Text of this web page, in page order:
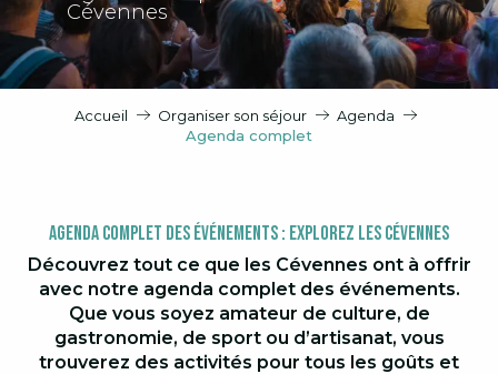
Cévennes
Accueil Organiser son séjour
Agenda
Agenda complet
Agenda Complet des Événements : Explorez les Cévennes
Découvrez tout ce que les Cévennes ont à offrir
avec notre agenda complet des événements.
Que vous soyez amateur de culture, de
gastronomie, de sport ou d’artisanat, vous
trouverez des activités pour tous les goûts et